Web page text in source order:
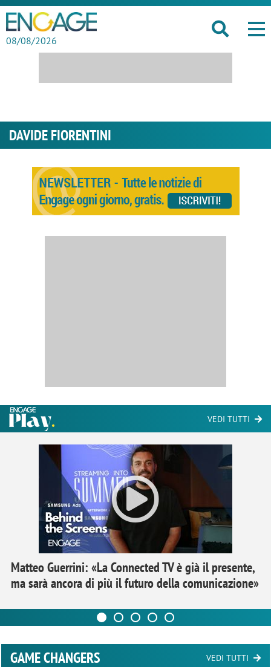
08/08/2026
DAVIDE FIORENTINI
VEDI TUTTI
Matteo Guerrini: «La Connected TV è già il presente,
ma sarà ancora di più il futuro della comunicazione»
GAME CHANGERS VEDI TUTTI